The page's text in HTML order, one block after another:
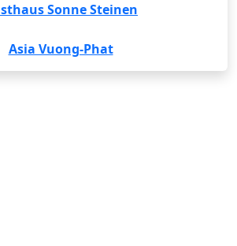
Sonne Steinen
Asia Vuong-Phat